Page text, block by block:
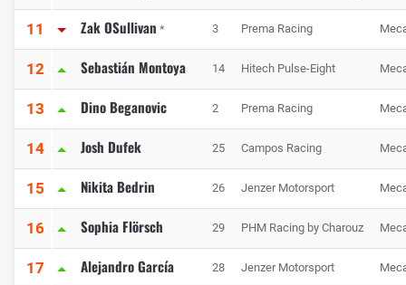
11 Zak OSullivan * 3 Prema Racing
12 Sebastián Montoya 14 Hitech Pulse-Eight
13 Dino Beganovic 2 Prema Racing
14 Josh Dufek 25 Campos Racing
15 Nikita Bedrin 26 Jenzer Motorsport
16 Sophia Flörsch 29 PHM Racing by Charouz
17 Alejandro García 28 Jenzer Motorsport